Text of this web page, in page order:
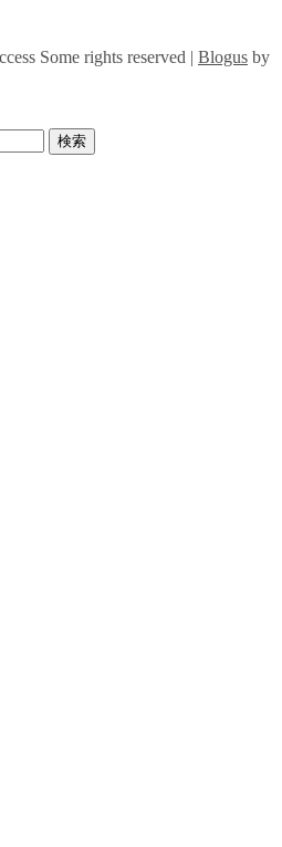
Some rights reserved | Blogus by